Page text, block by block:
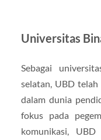
Universitas
Sebagai
selatan, UBD
dalam dunia
fokus pada
komunikasi,